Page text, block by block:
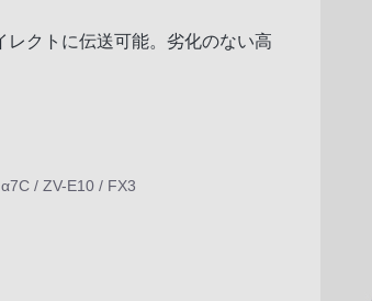
クトに伝送可能。劣化のない高
/ ZV-E10 / FX3